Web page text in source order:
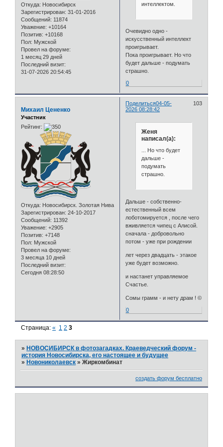
Откуда: Новосибирск
Зарегистрирован: 31-01-2016
Сообщений: 11874
Уважение: +10164
Позитив: +10168
Пол: Мужской
Провел на форуме:
1 месяц 29 дней
Последний визит:
31-07-2026 20:54:45
интеллектом.
Очевидно одно -
искусственный интеллект
проигрывает.
Пока проигрывает. Но что
будет дальше - подумать
страшно.
0
Поделиться 103
04-05-
2026 08:28:42
Михаил Цененко
Участник
Рейтинг:
Откуда: Новосибирск. Золотая Нива
Зарегистрирован: 24-10-2017
Сообщений: 11392
Уважение: +2905
Позитив: +7148
Пол: Мужской
Провел на форуме:
3 месяца 10 дней
Последний визит:
Сегодня 08:28:50
Женя
написал(а):
... Но что будет
дальше -
подумать
страшно.
Дальше - собственно-
естественный всем
лоботомируется , после чего
вживляется чипец с Алисой.
сначала - добровольно
потом - уже при рождении
лет через двадцать - этакое
уже будет возможно.
и настанет управляемое
Счастье.
Сомы грамм - и нету драм ! ©
0
Страница:« 1 2 3
» НОВОСИБИРСК в фотозагадках. Краеведческий форум -
история Новосибирска, его настоящее и будущее
» Новониколаевск »Жиркомбинат
создать форум бесплатно